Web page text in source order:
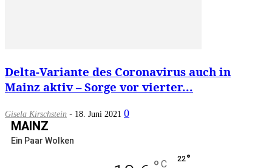
Delta-Variante des Coronavirus auch in
Mainz aktiv – Sorge vor vierter...
Gisela Kirschstein - 18. Juni 2021 0
MAINZ
Ein Paar Wolken
C 22°